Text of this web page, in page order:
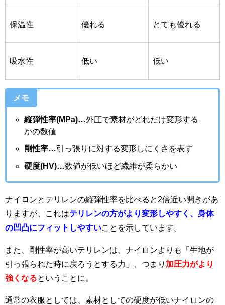
保温性 優れる とても優れる
吸水性 低い 低い
メモ
縦弾性率(MPa)…外圧で素材がどれだけ変形する
かの数値
剛性率… 引っ張りに対する変形しにくさを表す
硬度(HV)…数値が低いほど繊維が柔らかい
ナイロンとテリレンの縦弾性率を比べると2倍近い開きがあ
りますが、これはテリレンの方がより変形しやすく、身体
の凹凸にフィットしやすい ことを示しています。
また、剛性率が高いテリレンは、ナイロンよりも「生地が
引っ張られた時に戻ろうとする力」、つまり 加圧力がより
強くなる ということに。
通常の衣服としては、素材としての硬度が低いナイロンの